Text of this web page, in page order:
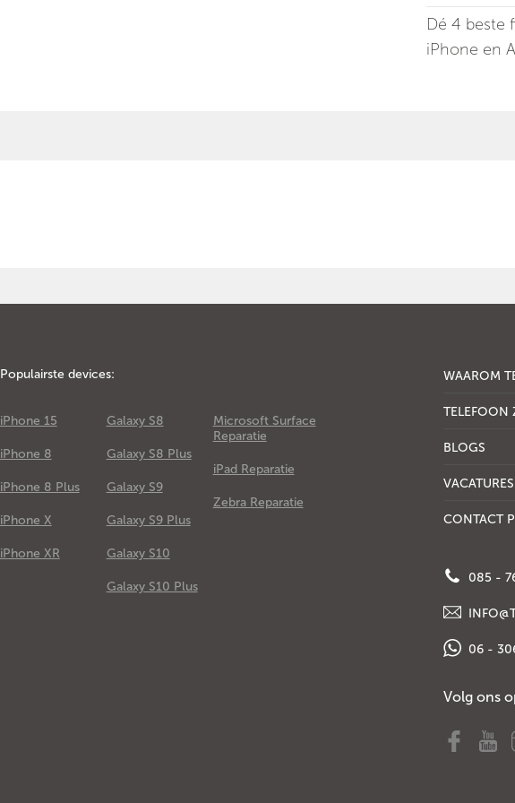
Dé 4 beste
iPhone en
Populairste devices:
iPhone 15
iPhone 8
iPhone 8 Plus
iPhone X
iPhone XR
Galaxy S8
Galaxy S8 Plus
Galaxy S9
Galaxy S9 Plus
Galaxy S10
Galaxy S10 Plus
Microsoft Surface
Reparatie
iPad Reparatie
Zebra Reparatie
WAAROM
TELEFOON
BLOGS
VACATURES
CONTACT
085 -
06 -
Volg ons